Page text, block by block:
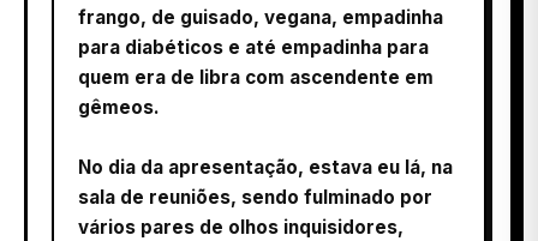
frango, de guisado, vegana, empadinha
para diabéticos e até empadinha para
quem era de libra com ascendente em
gêmeos.
No dia da apresentação, estava eu lá, na
sala de reuniões, sendo fulminado por
vários pares de olhos inquisidores,